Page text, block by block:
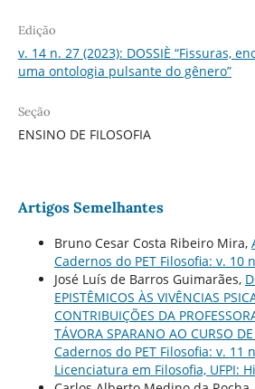
Edição
v. 14 n. 27 (2023): DOSSIÈ “Fissuras,
uma ontologia pulsante do gênero”
Seção
ENSINO DE FILOSOFIA
Artigos Semelhantes
Bruno Cesar Costa Ribeiro Mira,
Cadernos do PET Filosofia: v. 10
José Luís de Barros Guimarães,
EPISTÊMICOS ÀS VIVÊNCIAS
CONTRIBUIÇÕES DA
TÁVORA SPARANO AO CURSO
Cadernos do PET Filosofia: v. 11
Licenciatura em Filosofia, UFPI: